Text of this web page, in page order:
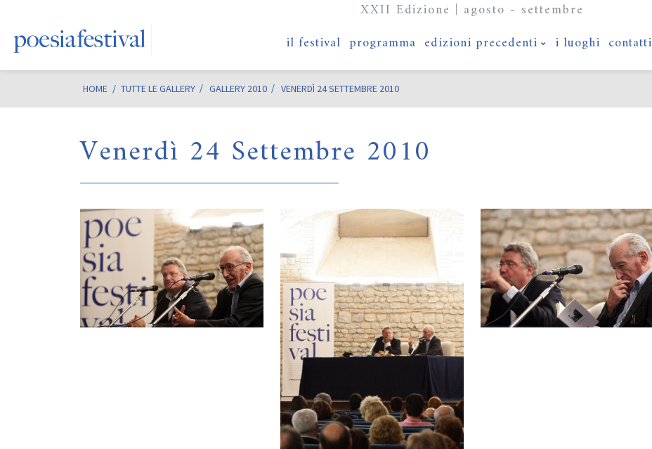
XXII Edizione | agosto - settembre
il festival programma edizioni precedenti i luoghi contatti
HOME / TUTTE LE GALLERY GALLERY 2010 VENERDÌ 24 SETTEMBRE 2010
Venerdì 24 Settembre 2010